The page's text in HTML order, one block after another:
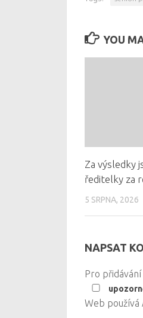
YOU
Za výsledky
ředitelky za
5 SRPNA, 2026
NAPSAT
Pro
Web používá